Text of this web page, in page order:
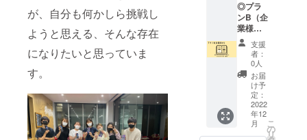
が、自分も何かしら挑戦し
ようと思える、そんな存在
になりたいと思っていま
す。
をご覧
の上、
記入漏
れがあ
りませ
んよう
ご協力
お願い
致しま
す。 ※
ご連絡
の付き
リター
ン品選
択画面
の説明
をご覧
の上、
記入漏
れがあ
りませ
んよう
ご協力
お願い
カー ・
Runオ
リジナ
ルTシャ
ツ(フ
リーサ
イズ) ・
早稲田
祭にて
販売予
定の雑
◎プラ
ンB（企
業様向
け） ・
早稲田
祭にて
販売予
定の雑
「Run
Magazi
ne」へ
の広告
支援
者：
0人
お届
け予
定：
2022
年12
月
こ
の
リ